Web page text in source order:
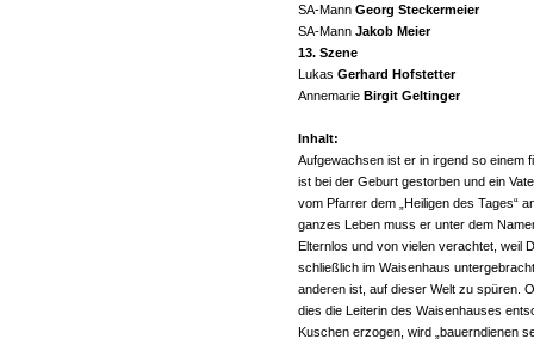
SA-Mann Georg Steckermeier
SA-Mann Jakob Meier
13. Szene
Lukas Gerhard Hofstetter
Annemarie Birgit Geltinger
Inhalt:
Aufgewachsen ist er in irgend so einem
ist bei der Geburt gestorben und ein
vom Pfarrer dem „Heiligen des Tages“
ganzes Leben muss er unter dem
Elternlos und von vielen verachtet, weil
schließlich im Waisenhaus
anderen ist, auf dieser Welt zu spüren.
dies die Leiterin des Waisenhauses
Kuschen erzogen, wird „bauerndienen